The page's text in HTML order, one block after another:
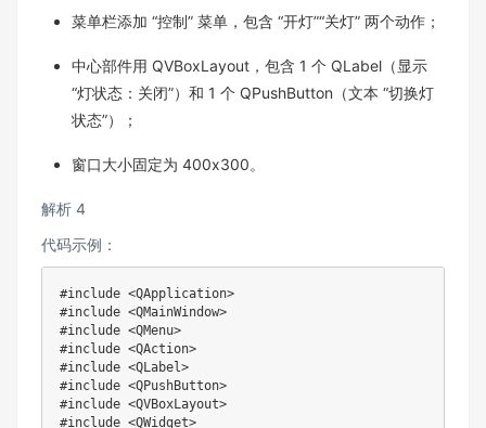
菜单栏添加 “控制” 菜单，包含 “开灯”“关灯” 两个动作；​
中心部件用 QVBoxLayout，包含 1 个 QLabel（显示
“灯状态：关闭”）和 1 个 QPushButton（文本 “切换灯
状态”）；​
窗口大小固定为 400x300。​
解析 4
代码示例：
#include <QApplication>
#include <QMainWindow>
#include <QMenu>
#include <QAction>
#include <QLabel>
#include <QPushButton>
#include <QVBoxLayout>
#include <QWidget>